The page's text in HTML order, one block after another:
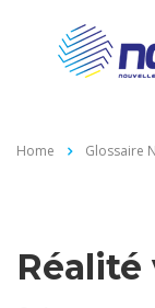
Home Glossaire